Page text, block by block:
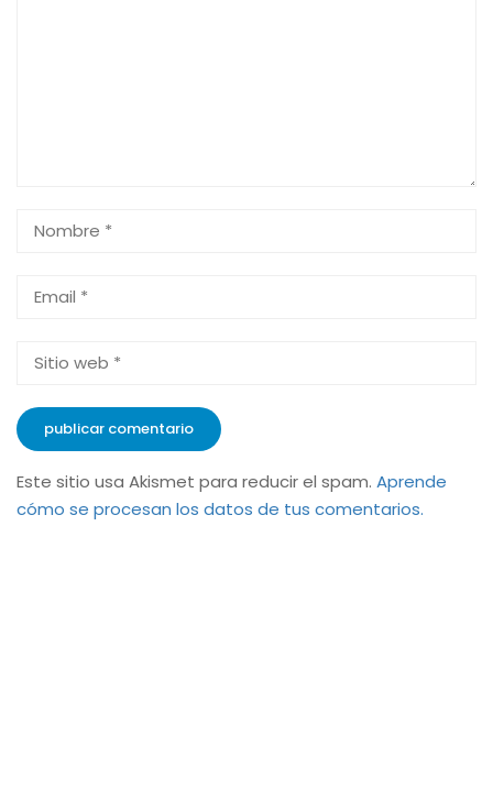
Este sitio usa Akismet para reducir el spam. Aprende
cómo se procesan los datos de tus comentarios.